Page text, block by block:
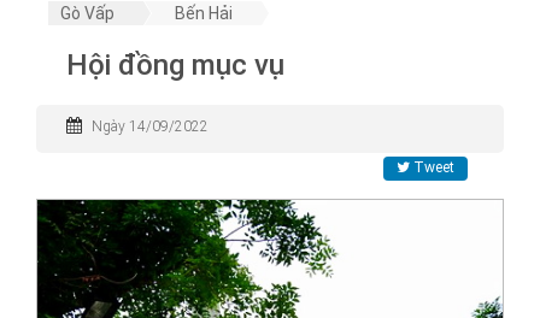
Gò Vấp Bến Hải
Hội đồng mục vụ
Ngày 14/09/2022
Tweet